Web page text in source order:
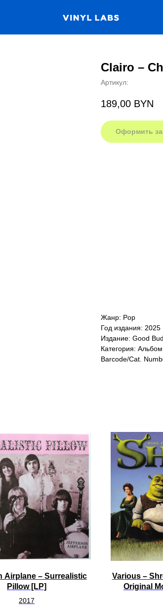
Clairo –
Артикул:
189,00 BYN
Оформить
Жанр: Pop
Год издания: 2025
Издание: Good
Категория: Альбом
Barcode/Cat.
Airplane – Surrealistic
Pillow [LP]
2017
Various –
Original